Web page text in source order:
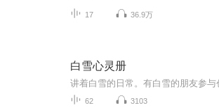
17 36.9万
白雪心灵册
62 3103